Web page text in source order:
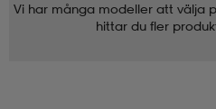
Vi har många modeller att välja
hittar du fler